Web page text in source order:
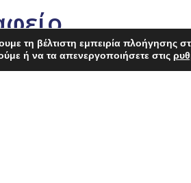
τη βέλτιστη εμπειρία πλοήγησης
ή να τα απενεργοποιήσετε στις